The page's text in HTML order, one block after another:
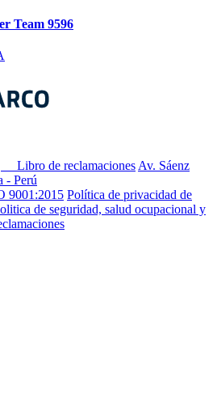
Team 9596
Libro de reclamaciones Av. Sáenz
- Perú
9001:2015 Política de privacidad de
de seguridad, salud ocupacional y